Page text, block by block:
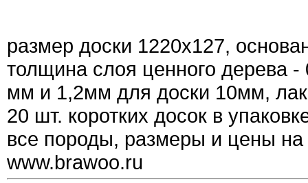
размер доски 1220х127,
толщина слоя ценного дерева
мм и 1,2мм для доски 10мм,
20 шт. коротких досок в
все породы, размеры и цены на
www.brawoo.ru